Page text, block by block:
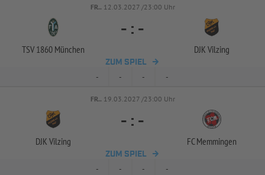
FR.. 12.03.2027 /23:00 Uhr
TSV 1860 München
- : -
DJK Vilzing
ZUM SPIEL
- - - -
FR.. 19.03.2027 /23:00 Uhr
DJK Vilzing
- : -
FC Memmingen
ZUM SPIEL
- - - -